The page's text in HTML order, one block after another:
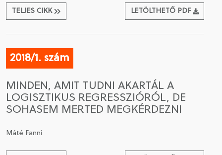
TELJES CIKK LETÖLTHETŐ PDF
2018/1. szám
MINDEN, AMIT TUDNI AKARTÁL A
LOGISZTIKUS REGRESSZIÓRÓL, DE
SOHASEM MERTED MEGKÉRDEZNI
Máté Fanni